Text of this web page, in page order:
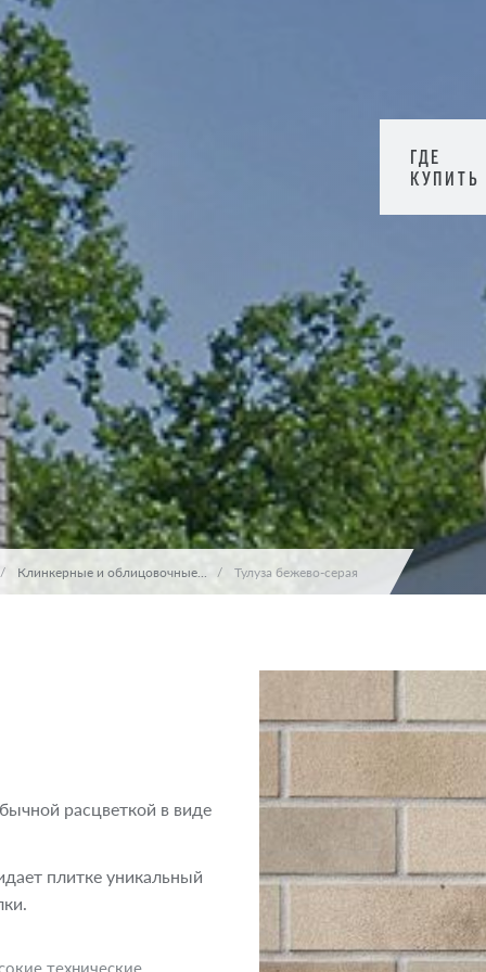
ГДЕ
КУПИТЬ
Клинкерные и облицовочные... Тулуза бежево-серая
расцветкой в виде
плитке уникальный
технические